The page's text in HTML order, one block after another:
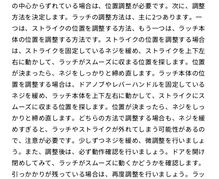
の中心からずれている場合は、位置調整が必要です。次に、調整
方法を決定します。ラッチの調整方法は、主に2つあります。一
つは、ストライクの位置を調整する方法、もう一つは、ラッチ本
体の位置を調整する方法です。ストライクの位置を調整する場合
は、ストライクを固定しているネジを緩め、ストライクを上下左
右に動かして、ラッチがスムーズに収まる位置を探します。位置
が決まったら、ネジをしっかりと締め直します。ラッチ本体の位
置を調整する場合は、ドアノブやレバーハンドルを固定している
ネジを緩め、ラッチ本体を上下左右に動かして、ストライクにス
ムーズに収まる位置を探します。位置が決まったら、ネジをしっ
かりと締め直します。どちらの方法で調整する場合も、ネジを緩
めすぎると、ラッチやストライクが外れてしまう可能性があるの
で、注意が必要です。少しずつネジを緩め、微調整を行いましょ
う。また、調整後は、必ず動作確認を行いましょう。ドアを開け
閉めしてみて、ラッチがスムーズに動くかどうかを確認します。
引っかかりが残っている場合は、再度調整を行いましょう。ラッ